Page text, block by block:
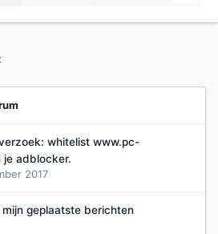
whitelist www.pc-
je adblocker.
2017
geplaatste berichten